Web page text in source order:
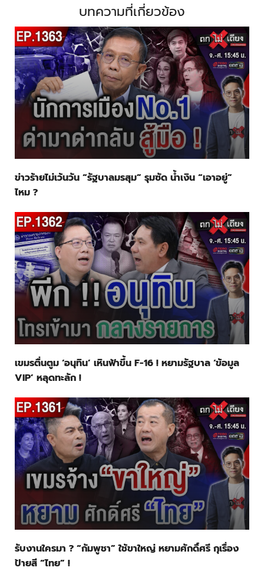
บทความที่เกี่ยวข้อง
ข่าวร้ายไม่เว้นวัน “รัฐบาลมรสุม” รุมซัด น้ำเงิน “เอาอยู่”
ไหม ?
เขมรตื่นตูม ‘อนุทิน’ เหินฟ้าขึ้น F-16 ! หยามรัฐบาล ‘ข้อมูล
VIP’ หลุดทะลัก !
รับงานใครมา ? “กัมพูชา” ใช้ขาใหญ่ หยามศักดิ์ศรี กุเรื่อง
ป้ายสี “ไทย” !